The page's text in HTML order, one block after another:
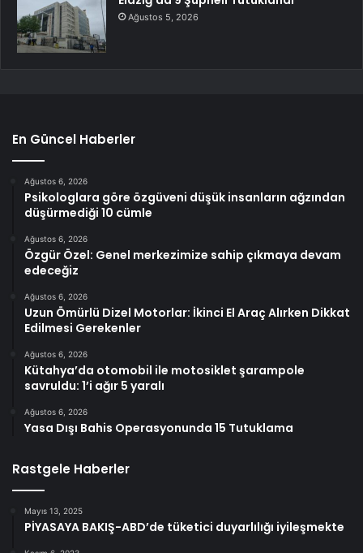
Ağustos 5, 2026
En Güncel Haberler
Ağustos 6, 2026
Psikologlara göre özgüveni düşük insanların ağzından
düşürmediği 10 cümle
Ağustos 6, 2026
Özgür Özel: Genel merkezimize sahip çıkmaya devam
edeceğiz
Ağustos 6, 2026
Uzun Ömürlü Dizel Motorlar: İkinci El Araç Alırken Dikkat
Edilmesi Gerekenler
Ağustos 6, 2026
Kütahya’da otomobil ile motosiklet şarampole
savruldu: 1’i ağır 5 yaralı
Ağustos 6, 2026
Yasa Dışı Bahis Operasyonunda 15 Tutuklama
Rastgele Haberler
Mayıs 13, 2025
PİYASAYA BAKIŞ-ABD’de tüketici duyarlılığı iyileşmekte